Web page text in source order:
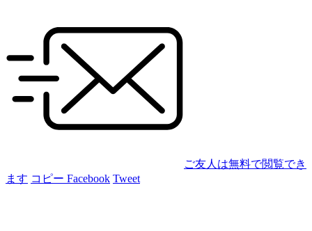
ご友人は無料で閲覧でき
ます コピー Facebook Tweet